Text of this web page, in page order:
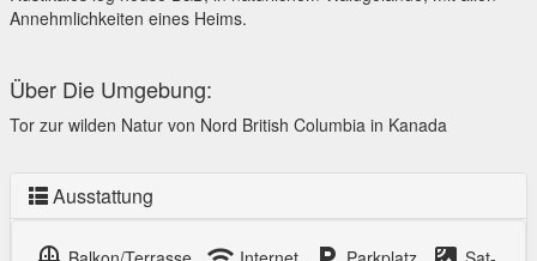
Annehmlichkeiten eines Heims.
Über Die Umgebung:
Tor zur wilden Natur von Nord British Columbia in Kanada
Ausstattung